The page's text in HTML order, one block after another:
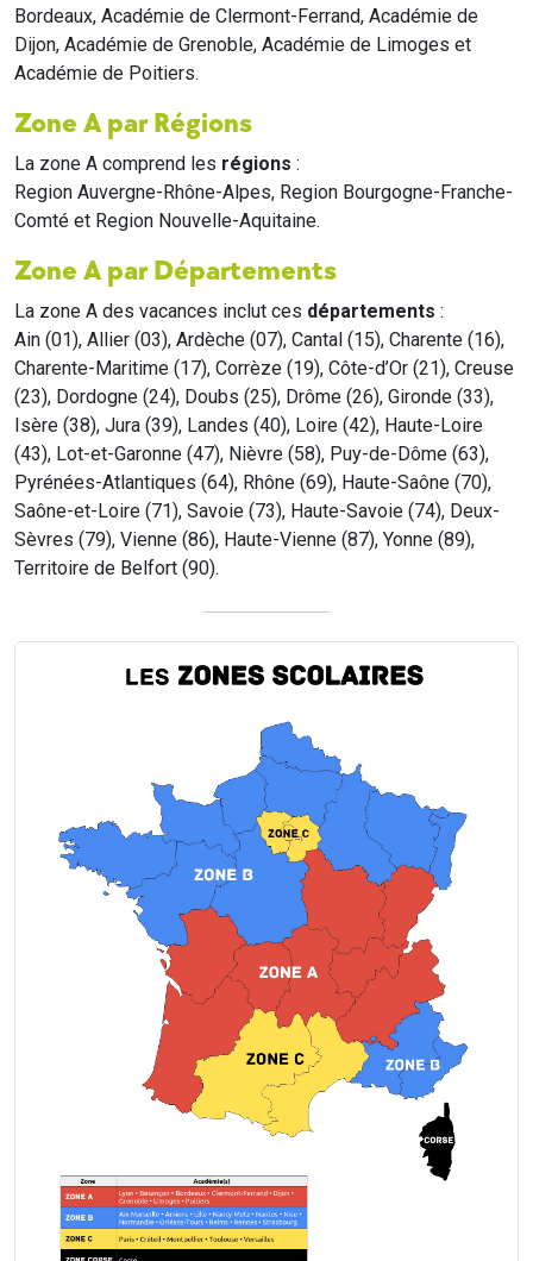
Bordeaux, Académie de Clermont-Ferrand, Académie de
Dijon, Académie de Grenoble, Académie de Limoges et
Académie de Poitiers.
Zone A par Régions
La zone A comprend les régions :
Region Auvergne-Rhône-Alpes, Region Bourgogne-Franche-
Comté et Region Nouvelle-Aquitaine.
Zone A par Départements
La zone A des vacances inclut ces départements :
Ain (01), Allier (03), Ardèche (07), Cantal (15), Charente (16),
Charente-Maritime (17), Corrèze (19), Côte-d’Or (21), Creuse
(23), Dordogne (24), Doubs (25), Drôme (26), Gironde (33),
Isère (38), Jura (39), Landes (40), Loire (42), Haute-Loire
(43), Lot-et-Garonne (47), Nièvre (58), Puy-de-Dôme (63),
Pyrénées-Atlantiques (64), Rhône (69), Haute-Saône (70),
Saône-et-Loire (71), Savoie (73), Haute-Savoie (74), Deux-
Sèvres (79), Vienne (86), Haute-Vienne (87), Yonne (89),
Territoire de Belfort (90).